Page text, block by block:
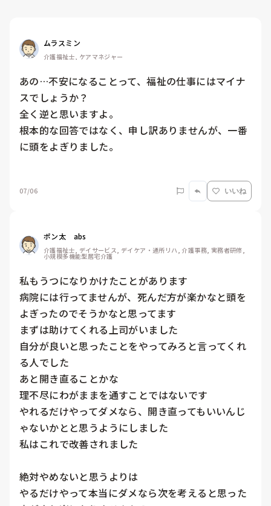
ムラスミン
介護福祉士, ケアマネジャー
あの…不安になることって、福祉の仕事にはマイナ
スでしょうか？
全く逆と思いますよ。
根本的な回答ではなく、申し訳ありませんが、一番
に頭をよぎりました。
07/06 いいね
ポン太　abs
介護福祉士, デイサービス, デイケア・通所リハ, 介護事務, 実務者研修,
小規模多機能型居宅介護
私もうつになりかけたことがあります
病院には行ってませんが、死んだ方が楽かなと頭を
よぎったのでそうかなと思ってます
まずは助けてくれる上司がいました
自分が良いと思ったことをやってみろと言ってくれ
る人でした
あと開き直ることかな
理不尽にわがままを通すことではないです
やれるだけやってダメなら、開き直ってもいいんじ
ゃないかとと思うようにしました
私はこれで改善されました
絶対やめないと思うよりは
やるだけやって本当にダメなら次を考えると思った